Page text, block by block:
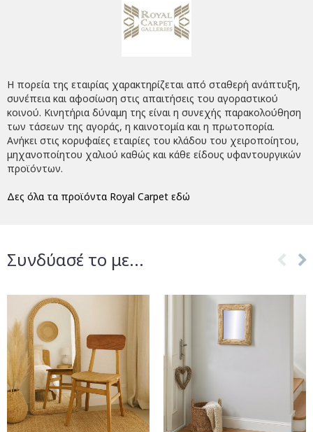
Η πορεία της εταιρίας χαρακτηρίζεται από σταθερή ανάπτυξη,
συνέπεια και αφοσίωση στις απαιτήσεις του αγοραστικού
κοινού. Κινητήρια δύναμη της είναι η συνεχής παρακολούθηση
των τάσεων της αγοράς, η καινοτομία και η πρωτοπορία.
Ανήκει στις κορυφαίες εταιρίες του κλάδου του χειροποίητου,
μηχανοποίητου χαλιού καθώς και κάθε είδους υφαντουργικών
προϊόντων.
Δες όλα τα προϊόντα Royal Carpet εδώ
Συνδύασέ το με...